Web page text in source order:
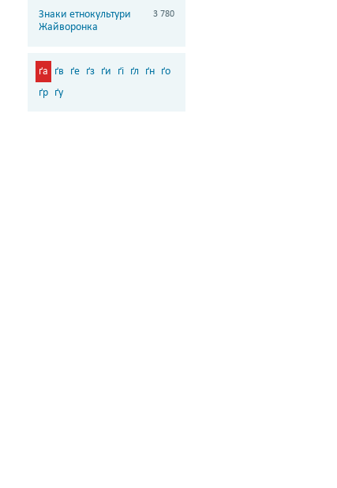
Знаки етнокультури
Жайворонка
3 780
ґа ґв ґе ґз ґи ґі ґл ґн ґо
ґр ґу